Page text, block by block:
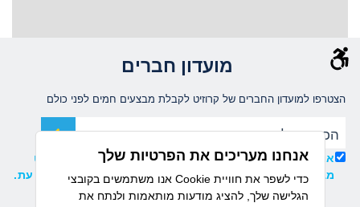
מועדון חברים
הצטרפו למועדון החברים של קרוזיט לקבלת מבצעים חמים לפני כולם
אני מאשר/ת קבלת עדכונים ומידע שיווקי ממועדון קרוזיט
מבית דיזנהאוז, וידוע לי כי ניתן להסיר את ההרשמה בכל עת.
אנחנו מעריכים את הפרטיות שלך
אנו משתמשים בקובצי Cookie כדי לשפר את חוויית
הגלישה שלך, להציג מודעות מותאמות ולנתח את